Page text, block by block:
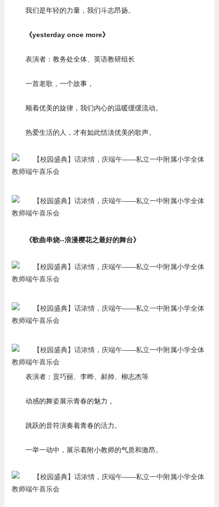
我们是年轻的力量，我们斗志昂扬。
《yesterday once more》
表演者：教务处全体、英语教研组长
一首老歌，一个故事，
顺着优美的旋律，我们内心的温暖缓缓流动。
热爱生活的人，才有如此恬淡优美的歌声。
《歌曲串烧--浪漫樱花之最好的舞台》
表演者：贡巧丽、李晔、郝帅、柳志杰等
动感的舞姿展示青春的魅力，
跳跃的音符演奏着青春的活力。
一举一动中，展示着附小教师的气质和激昂。